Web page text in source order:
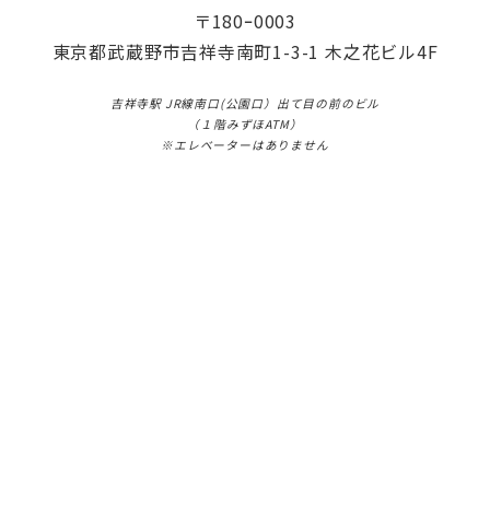
〒180ｰ0003​
東京都武蔵野市吉祥寺南町1-3-1 木之花ビル4F
吉祥寺駅 JR線南口(公園口）出て目の前のビル
（１階みずほATM）
​※エレベーターはありません